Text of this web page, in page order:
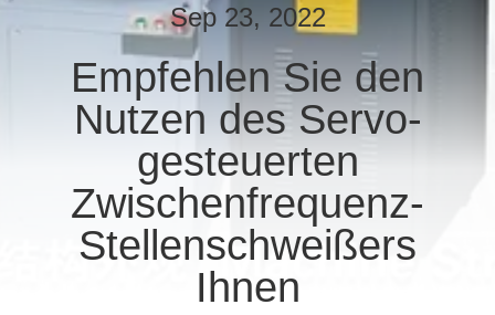
TRETEN
VERBINDUNG
NACHRICHTEN
Sep 23, 2022
Empfehlen Sie den
Nutzen des Servo-
gesteuerten
Zwischenfrequenz-
Stellenschweißers
Ihnen